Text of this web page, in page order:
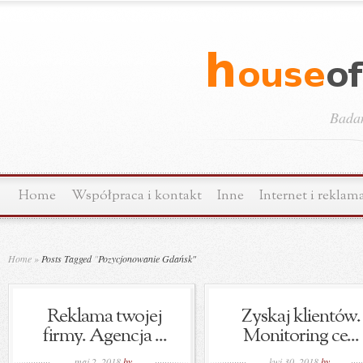
Home Współpraca i kontakt Inne Internet i
Home » Posts Tagged "Pozycjonowanie Gdańsk"
Reklama twojej
firmy. Agencja ...
Zyskaj klientów.
Monitoring ce...